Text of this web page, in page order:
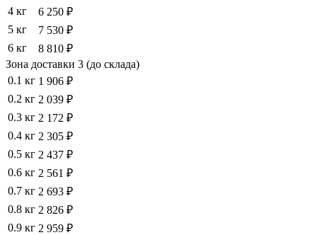
4 кг
6 250 ₽
5 кг
7 530 ₽
6 кг
8 810 ₽
Зона доставки 3 (до склада)
0.1 кг 1 906 ₽
0.2 кг 2 039 ₽
0.3 кг 2 172 ₽
0.4 кг 2 305 ₽
0.5 кг 2 437 ₽
0.6 кг 2 561 ₽
0.7 кг 2 693 ₽
0.8 кг 2 826 ₽
0.9 кг 2 959 ₽